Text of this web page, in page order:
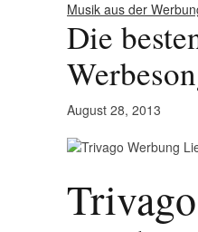
Musik aus der
Die
August 28, 2013
Trivago